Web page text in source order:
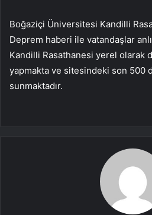
Boğaziçi Üniversitesi Kandilli
Deprem haberi ile vatandaşlar
Kandilli Rasathanesi yerel olarak
yapmakta ve sitesindeki son 500
sunmaktadır.